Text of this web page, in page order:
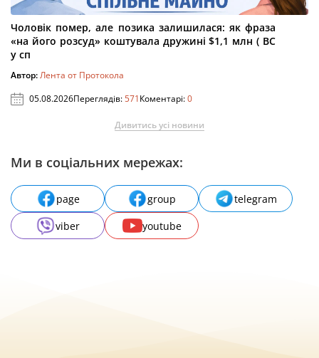
Чоловік помер, але позика залишилася: як фраза
«на його розсуд» коштувала дружині $1,1 млн ( ВС
у сп
Автор:Лента от Протокола
05.08.2026Переглядів:571Коментарі:0
Дивитись усі новини
Ми в соціальних мережах:
page group
telegram
viber
youtube